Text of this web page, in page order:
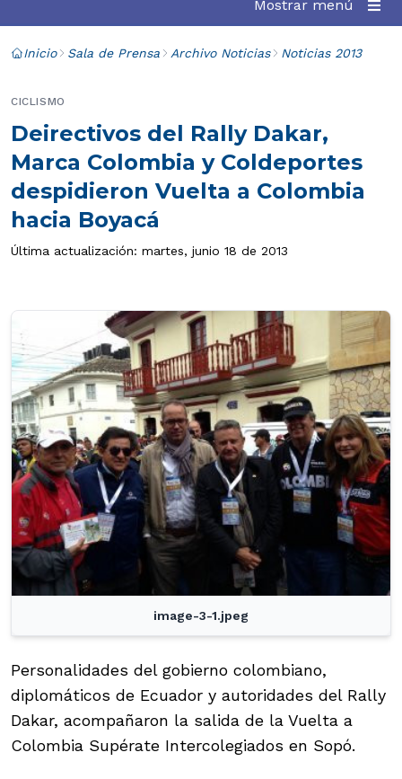
Mostrar menú
Inicio Sala de Prensa Archivo Noticias Noticias 2013
Deirectivos del Rally Dakar,
Marca Colombia y Coldeportes
despidieron Vuelta a Colombia
hacia Boyacá
CICLISMO
Última actualización: martes, junio 18 de 2013
image-3-1.jpeg
Personalidades del gobierno colombiano,
diplomáticos de Ecuador y autoridades del Rally
Dakar, acompañaron la salida de la Vuelta a
Colombia Supérate Intercolegiados en Sopó.